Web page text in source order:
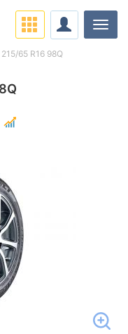
65 R16 98Q